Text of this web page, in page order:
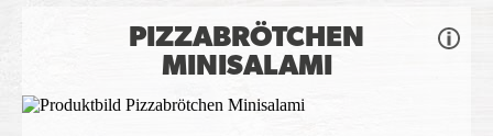
PIZZABRÖTCHEN
MINISALAMI